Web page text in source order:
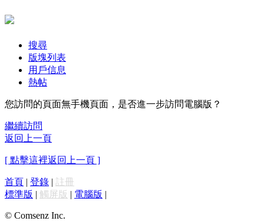
搜尋
版塊列表
用戶信息
熱帖
您訪問的頁面無手機頁面，是否進一步訪問電腦版？
繼續訪問
返回上一頁
[ 點擊這裡返回上一頁 ]
首頁 | 登錄 | 註冊
標準版 | 觸屏版 | 電腦版 |
© Comsenz Inc.